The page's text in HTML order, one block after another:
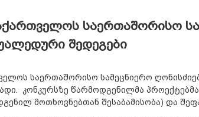
საერთაშორისო
შედეგები
საერთაშორისო სამეცნიერო
კონკურსზე წარმოდგენილმა პროექტებმა
მოთხოვნებთან შესაბამისობა) და